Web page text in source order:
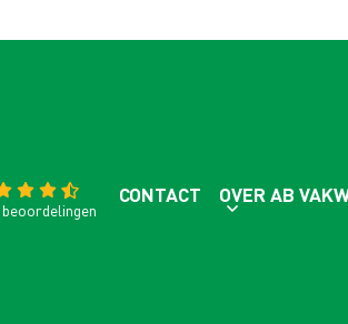
beoordelingen
CONTACT OVER AB